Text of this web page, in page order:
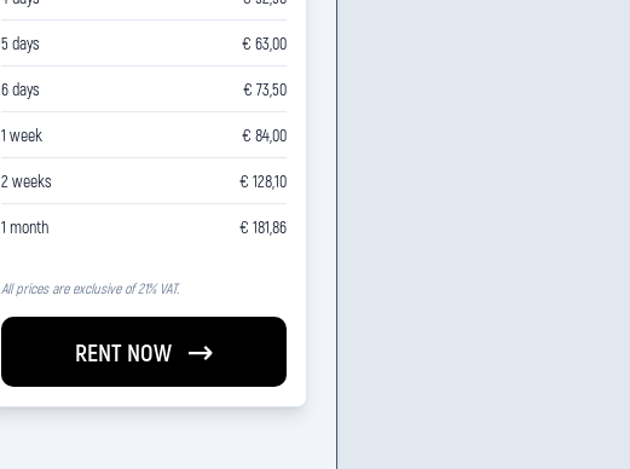
5 days € 63,00
6 days € 73,50
1 week € 84,00
2 weeks € 128,10
1 month € 181,86
All prices are exclusive of 21% VAT.
RENT NOW